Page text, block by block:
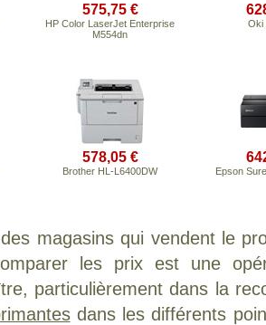
575,75 €
HP Color LaserJet Enterprise
M554dn
Oki
578,05 €
Brother HL-L6400DW Epson
magasins qui vendent le
les prix est une
particulièrement dans la
dans les différents